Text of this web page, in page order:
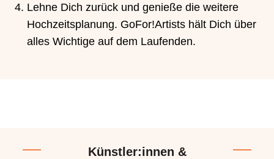
Lehne Dich zurück und genieße die weitere
Hochzeitsplanung. GoFor!Artists hält Dich über
alles Wichtige auf dem Laufenden.
Künstler:innen &